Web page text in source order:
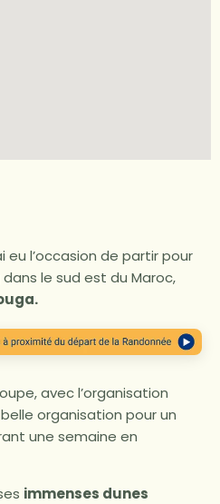
eu l’occasion de partir pour
le sud est du Maroc,
avec l’organisation
organisation pour un
une semaine en
immenses dunes